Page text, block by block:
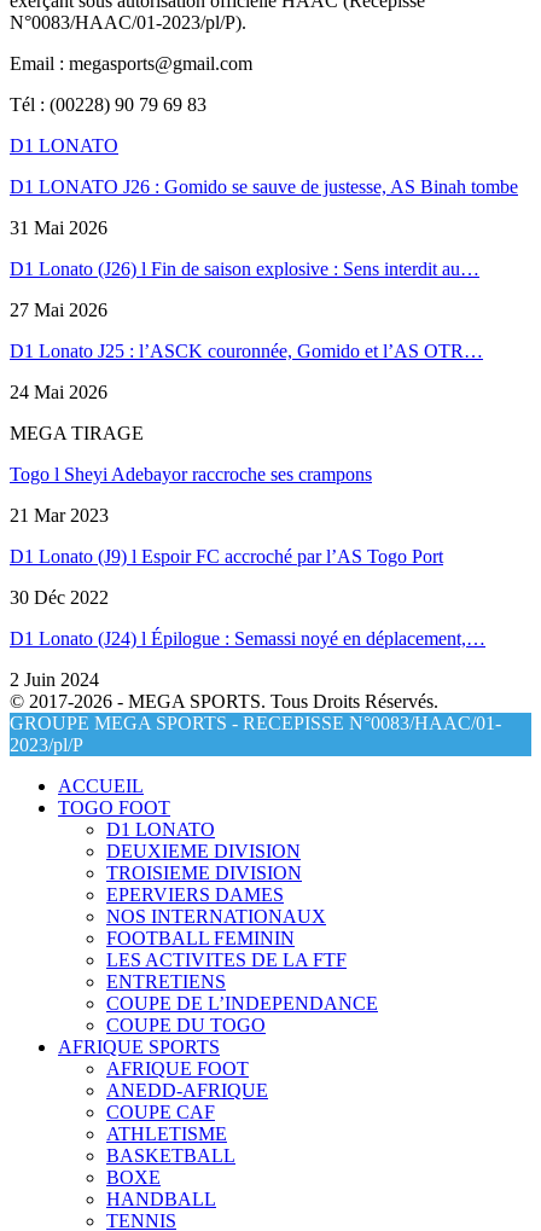
N°0083/HAAC/01-2023/pl/P).
Email : megasports@gmail.com
Tél : (00228) 90 79 69 83
D1 LONATO
D1 LONATO J26 : Gomido se sauve de justesse, AS Binah tombe
31 Mai 2026
D1 Lonato (J26) l Fin de saison explosive : Sens interdit au…
27 Mai 2026
D1 Lonato J25 : l’ASCK couronnée, Gomido et l’AS OTR…
24 Mai 2026
MEGA TIRAGE
Togo l Sheyi Adebayor raccroche ses crampons
21 Mar 2023
D1 Lonato (J9) l Espoir FC accroché par l’AS Togo Port
30 Déc 2022
D1 Lonato (J24) l Épilogue : Semassi noyé en déplacement,…
2 Juin 2024
© 2017-2026 - MEGA SPORTS. Tous Droits Réservés.
GROUPE MEGA SPORTS - RECEPISSE N°0083/HAAC/01-
2023/pl/P
ACCUEIL
TOGO FOOT
D1 LONATO
DEUXIEME DIVISION
TROISIEME DIVISION
EPERVIERS DAMES
NOS INTERNATIONAUX
FOOTBALL FEMININ
LES ACTIVITES DE LA FTF
ENTRETIENS
COUPE DE L’INDEPENDANCE
COUPE DU TOGO
AFRIQUE SPORTS
AFRIQUE FOOT
ANEDD-AFRIQUE
COUPE CAF
ATHLETISME
BASKETBALL
BOXE
HANDBALL
TENNIS